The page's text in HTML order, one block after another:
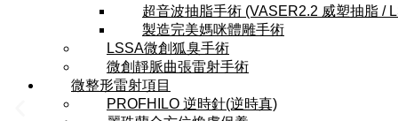
超音波抽脂手術 (VASER2.2 威塑抽脂 /
製造完美媽咪體雕手術
LSSA微創狐臭手術
微創靜脈曲張雷射手術
微整形雷射項目
PROFHILO 逆時針(逆時真)